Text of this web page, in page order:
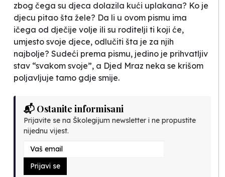
zbog čega su djeca dolazila kući uplakana? Ko je
djecu pitao šta žele? Da li u ovom pismu ima
ičega od dječije volje ili su roditelji ti koji će,
umjesto svoje djece, odlučiti šta je za njih
najbolje? Sudeći prema pismu, jedino je prihvatljiv
stav “svakom svoje”, a Djed Mraz neka se krišom
poljavljuje tamo gdje smije.
📬 Ostanite informisani
Prijavite se na Školegijum newsletter i ne propustite
nijednu vijest.
Prijavi se